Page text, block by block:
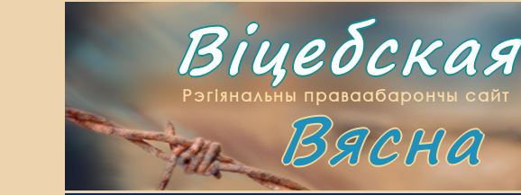
Віцебская
Рэгіянальны праваабарончы сайт
Вясна